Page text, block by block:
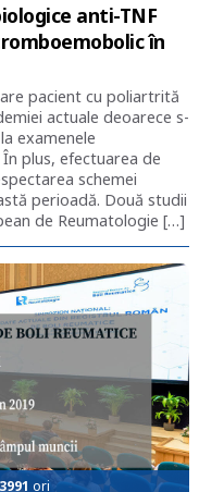
anti-TNF
în
pacient cu poliartrită
actuale deoarece s-
examenele
plus, efectuarea de
schemei
perioadă. Două studii
de Reumatologie […]
3991 ori